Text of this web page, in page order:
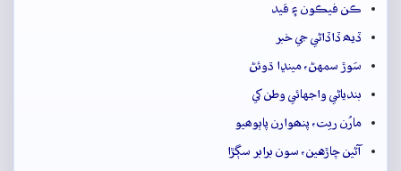
ڪن فيڪون ۽ قيد
ڏيھ ڏاڏاڻي جي خبر
سَوڙ سمهڻ، مينڍا ڌوئڻ
بندياڻي واجهائي وطن کي
مارُن ريت، پنھوارن پاٻوھيو
آڻين چاڙهين، سون برابر سڳڙا